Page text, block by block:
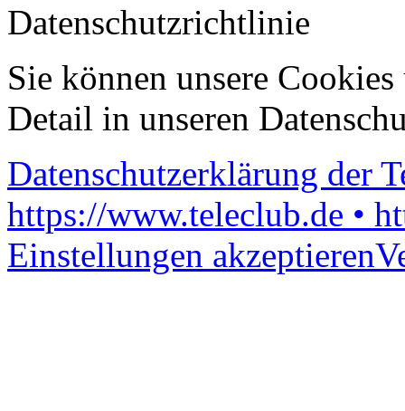
Datenschutzrichtlinie
Sie können unsere
Detail in unseren
Datenschutzerklärung der
https://www.teleclub.de •
Einstellungen akzeptieren